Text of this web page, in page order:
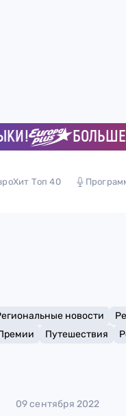
БОЛЬШЕ
Топ 40
новости
Путешествия
09 сентября 2022